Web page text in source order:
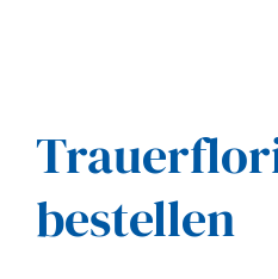
bestellen